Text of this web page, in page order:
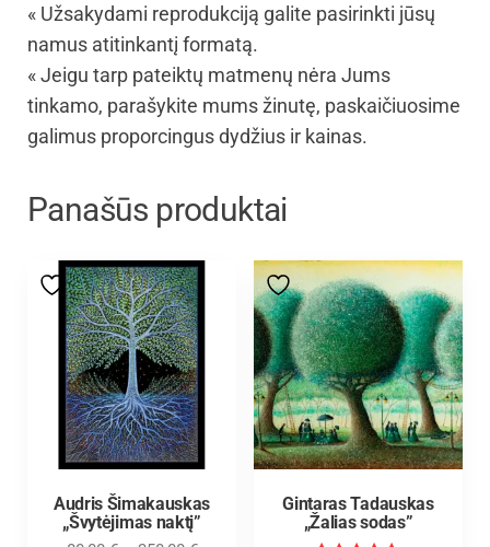
« Užsakydami reprodukciją galite pasirinkti jūsų
namus atitinkantį formatą.
« Jeigu tarp pateiktų matmenų nėra Jums
tinkamo, parašykite mums žinutę, paskaičiuosime
galimus proporcingus dydžius ir kainas.
Panašūs produktai
Audris Šimakauskas
„Švytėjimas naktį”
Gintaras Tadauskas
„Žalias sodas”